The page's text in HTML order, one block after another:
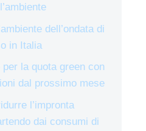
dell’ondata di
in Italia
la quota green con
dal prossimo mese
l’impronta
dai consumi di